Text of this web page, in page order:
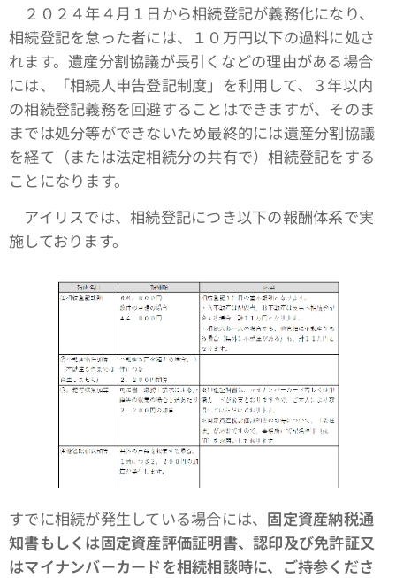
２０２４年４月１日から相続登記が義務化になり、
相続登記を怠った者には、１０万円以下の過料に処さ
れます。遺産分割協議が長引くなどの理由がある場合
には、「相続人申告登記制度」を利用して、３年以内
の相続登記義務を回避することはできますが、そのま
までは処分等ができないため最終的には遺産分割協議
を経て（または法定相続分の共有で）相続登記をする
ことになります。
アイリスでは、相続登記につき以下の報酬体系で実
施しております。
すでに相続が発生している場合には、 固定資産納税通
知書もしくは固定資産評価証明書、認印及び免許証又
はマイナンバーカードを相続相談時に、ご持参くださ